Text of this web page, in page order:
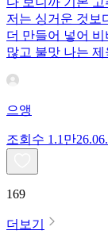
저는 싱거운 것보
더 만들어 넣어
많고 불맛 나는
으앵
조회수 1.1만
169
더보기